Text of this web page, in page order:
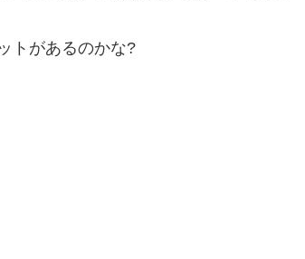
トがあるのかな?